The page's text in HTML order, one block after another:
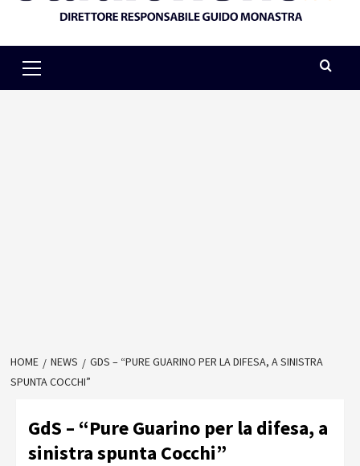
Menu
HOME NEWS
GDS – “PURE GUARINO PER LA DIFESA, A SINISTRA
SPUNTA COCCHI”
GdS – “Pure Guarino per la difesa, a
sinistra spunta Cocchi”